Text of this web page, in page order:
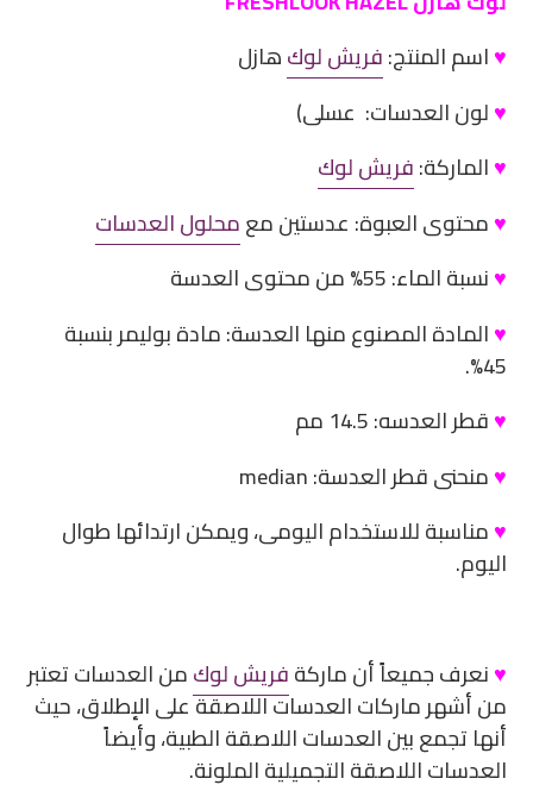
التسوق
بك
♥اسم المنتج:فريش لوكهازل
♥لون العدسات: عسلى)
♥الماركة:فريش لوك
♥محتوى العبوة: عدستين معمحلول العدسات
♥نسبة الماء: 55% من محتوى العدسة
♥المادة المصنوع منها العدسة: مادة بوليمر بنسبة
45%.
♥قطر العدسه: 14.5 مم
♥منحنى قطر العدسة: median
♥مناسبة للاستخدام اليومى، ويمكن ارتدائها طوال
اليوم.
♥نعرف جميعاً أن ماركةفريش لوكمن العدسات تعتبر
من أشهر ماركات العدسات اللاصقة على الإطلاق، حيث
أنها تجمع بين العدسات اللاصقة الطبية، وأيضاً
العدسات اللاصقة التجميلية الملونة.